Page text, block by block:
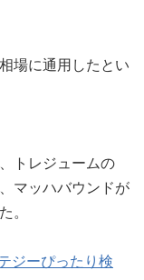
場に通用したとい
トレジュームの
マッハバウンドが
。
ジーぴったり検